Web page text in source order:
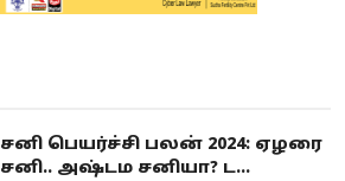
சனி பெயர்ச்சி பலன் 2024: ஏழரை
சனி.. அஷ்டம சனியா? ட...